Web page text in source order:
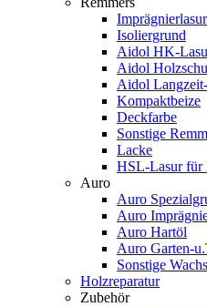
Imprägnierlasur
Isoliergrund
Aidol HK-
Aidol
Aidol
Kompaktbeize
Deckfarbe
Sonstige
Lacke
HSL-Lasur für
Auro
Auro
Auro
Auro Hartöl
Auro Garten-
Sonstige
Holzreparatur
Zubehör